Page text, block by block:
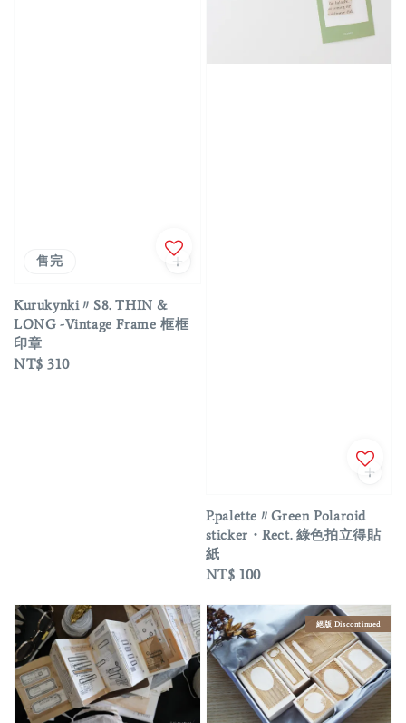
售完
Kurukynki〃S8. THIN &
LONG -Vintage Frame 框框
印章
Regular
NT$ 310
P.palette〃Green Polaroid
sticker・Rect. 綠色拍立得貼
紙
Regular
NT$ 100
絕版 Discontinued